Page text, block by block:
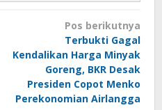
Pos berikutnya
Terbukti Gagal
Kendalikan Harga Minyak
Goreng, BKR Desak
Presiden Copot Menko
Perekonomian Airlangga